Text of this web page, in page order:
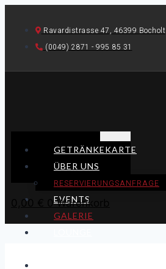
content
Ravardistrasse 47, 46399 Bocholt
(0049) 2871 - 995 85 31
GETRÄNKEKARTE
ÜBER UNS
RESERVIERUNGSANFRAGE
EVENTS
GALERIE
0,00 Warenkorb